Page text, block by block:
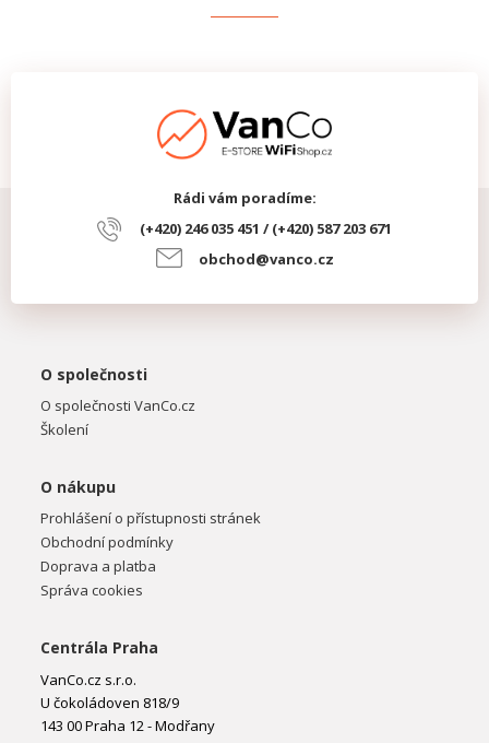
Rádi vám poradíme:
(+420) 246 035 451 / (+420) 587 203 671
obchod@vanco.cz
O společnosti
O společnosti VanCo.cz
Školení
O nákupu
Prohlášení o přístupnosti stránek
Obchodní podmínky
Doprava a platba
Správa cookies
Centrála Praha
VanCo.cz s.r.o.
U čokoládoven 818/9
143 00 Praha 12 - Modřany